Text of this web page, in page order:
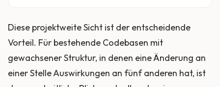
Diese projektweite Sicht ist der entscheidende
Vorteil. Für bestehende Codebasen mit
gewachsener Struktur, in denen eine Änderung an
einer Stelle Auswirkungen an fünf anderen hat, ist